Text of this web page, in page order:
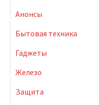
Анонсы
Бытовая техника
Гаджеты
Железо
Защита